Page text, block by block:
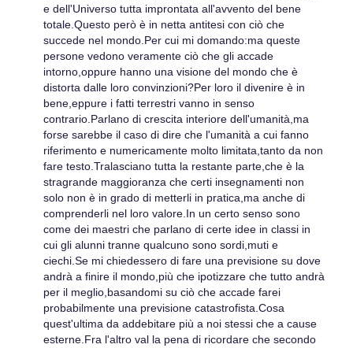
e dell'Universo tutta improntata all'avvento del bene
totale.Questo però è in netta antitesi con ciò che
succede nel mondo.Per cui mi domando:ma queste
persone vedono veramente ciò che gli accade
intorno,oppure hanno una visione del mondo che è
distorta dalle loro convinzioni?Per loro il divenire è in
bene,eppure i fatti terrestri vanno in senso
contrario.Parlano di crescita interiore dell'umanità,ma
forse sarebbe il caso di dire che l'umanità a cui fanno
riferimento e numericamente molto limitata,tanto da non
fare testo.Tralasciano tutta la restante parte,che è la
stragrande maggioranza che certi insegnamenti non
solo non è in grado di metterli in pratica,ma anche di
comprenderli nel loro valore.In un certo senso sono
come dei maestri che parlano di certe idee in classi in
cui gli alunni tranne qualcuno sono sordi,muti e
ciechi.Se mi chiedessero di fare una previsione su dove
andrà a finire il mondo,più che ipotizzare che tutto andrà
per il meglio,basandomi su ciò che accade farei
probabilmente una previsione catastrofista.Cosa
quest'ultima da addebitare più a noi stessi che a cause
esterne.Fra l'altro val la pena di ricordare che secondo